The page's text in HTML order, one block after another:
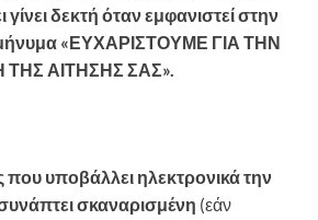
γίνει δεκτή όταν εμφανιστεί στην
«ΕΥΧΑΡΙΣΤΟΥΜΕ ΓΙΑ ΤΗΝ
ΑΙΤΗΣΗΣ ΣΑΣ».
υποβάλλει ηλεκτρονικά την
σκαναρισμένη (εάν